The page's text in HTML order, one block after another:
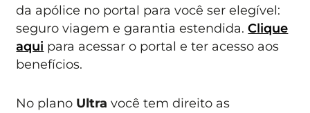
da apólice no portal para você ser elegível:
seguro viagem e garantia estendida.Clique
aqui para acessar o portal e ter acesso aos
benefícios.
No plano Ultravocê tem direito as